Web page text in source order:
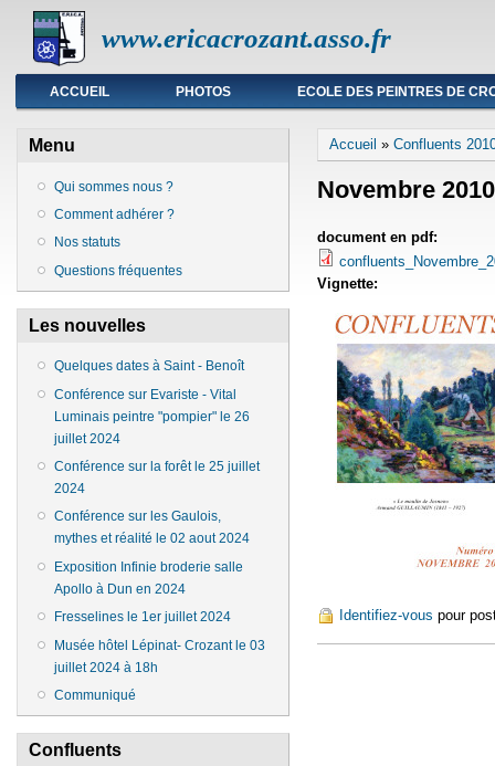
www.ericacrozant.asso.fr
Menu principal
ACCUEIL PHOTOS ECOLE DES PEINTRES DE
Menu
Qui sommes nous ?
Comment adhérer ?
Nos statuts
Questions fréquentes
Les nouvelles
Quelques dates à Saint - Benoît
Conférence sur Evariste - Vital
Luminais peintre "pompier" le 26
juillet 2024
Conférence sur la forêt le 25 juillet
2024
Conférence sur les Gaulois,
mythes et réalité le 02 aout 2024
Exposition Infinie broderie salle
Apollo à Dun en 2024
Fresselines le 1er juillet 2024
Musée hôtel Lépinat- Crozant le 03
juillet 2024 à 18h
Communiqué
Confluents
Vous êtes ici
Accueil » Confluents
Novembre 2010
document en pdf:
Vignette:
Identifiez-vous pour